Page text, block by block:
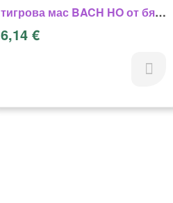
тигрова мас BACH HO от бял
тигър
6,14 €